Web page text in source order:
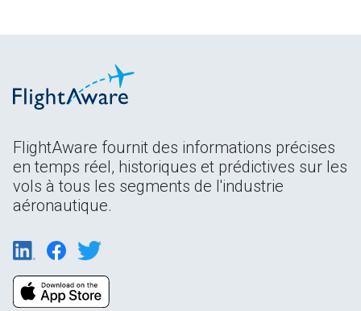
FlightAware fournit des informations précises
en temps réel, historiques et prédictives sur les
vols à tous les segments de l'industrie
aéronautique.